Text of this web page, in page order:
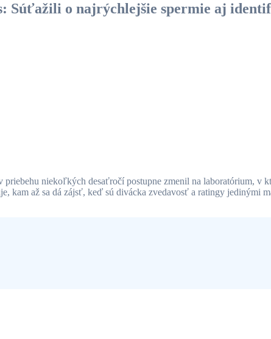
Súťažili o najrýchlejšie spermie aj
priebehu niekoľkých desaťročí postupne zmenil na laboratórium, v
kam až sa dá zájsť, keď sú divácka zvedavosť a ratingy jedinými